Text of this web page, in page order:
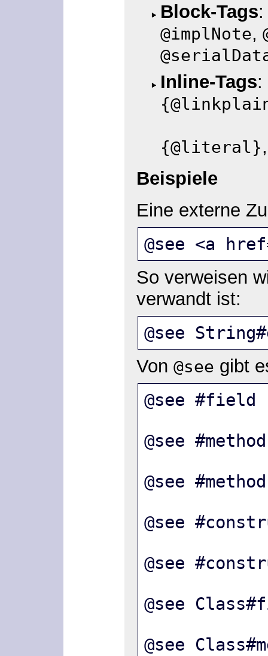
Block-Tags
@implNote,
Inline-Tags:
{@literal}
Beispiele
Eine externe
@see <a
So verweisen
verwandt ist:
@see
Von @see gibt
@see #field
@see
@see
@see
@see
@see
@see